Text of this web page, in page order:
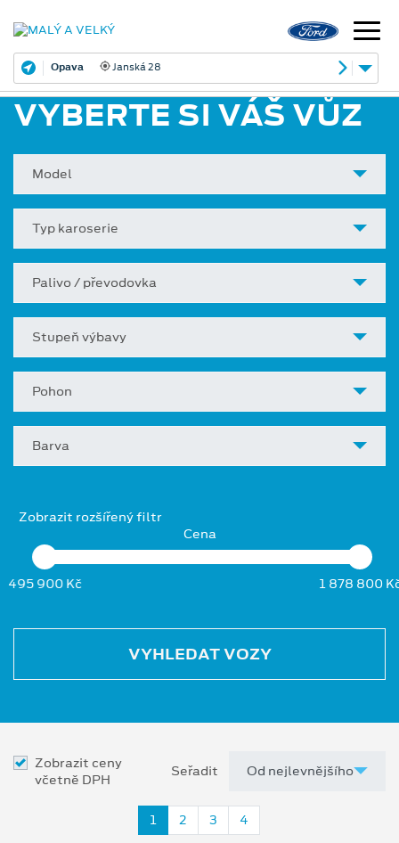
Opava Janská 28
VYBERTE SI VÁŠ VŮZ
Model
Typ karoserie
Palivo / převodovka
Stupeň výbavy
Pohon
Barva
Zobrazit rozšířený filtr
Cena
495 900 Kč 1 878 800
VYHLEDAT VOZY
Zobrazit ceny
včetně DPH
Seřadit
1 2 3 4